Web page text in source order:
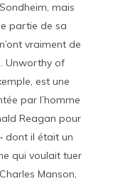
mais
partie de sa
vraiment de
Unworthy of
est une
par l’homme
Reagan pour
dont il était un
qui voulait tuer
Manson,